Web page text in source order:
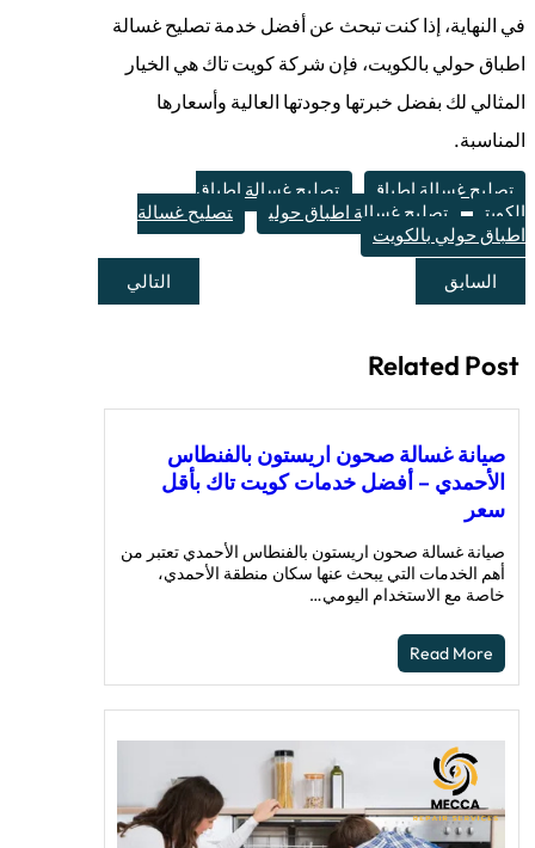
في النهاية، إذا كنت تبحث عن أفضل خدمة تصليح غسالة
اطباق حولي بالكويت، فإن شركة كويت تاك هي الخيار
المثالي لك بفضل خبرتها وجودتها العالية وأسعارها
المناسبة.
تصليح غسالة اطباق
تصليح غسالة اطباق
الكويت
تصليح غسالة اطباق حولي
تصليح غسالة
اطباق حولي بالكويت
السابق التالي
Related Post
صيانة غسالة صحون اريستون بالفنطاس
الأحمدي – أفضل خدمات كويت تاك بأقل
سعر
صيانة غسالة صحون اريستون بالفنطاس الأحمدي تعتبر من
أهم الخدمات التي يبحث عنها سكان منطقة الأحمدي،
خاصة مع الاستخدام اليومي…
Read More